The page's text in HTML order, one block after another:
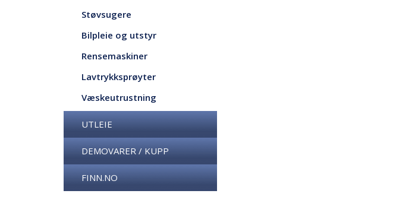
Støvsugere
Bilpleie og utstyr
Rensemaskiner
Lavtrykksprøyter
Væskeutrustning
UTLEIE
DEMOVARER / KUPP
FINN.NO